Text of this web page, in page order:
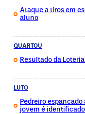
Ataque a tiros em
aluno
QUARTOU
Resultado da
LUTO
Pedreiro
jovem é identificado